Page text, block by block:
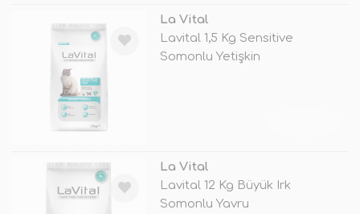
La Vital
Lavital 1,5 Kg Sensitive
Somonlu Yetişkin
La Vital
Lavital 12 Kg Büyük Irk
Somonlu Yavru